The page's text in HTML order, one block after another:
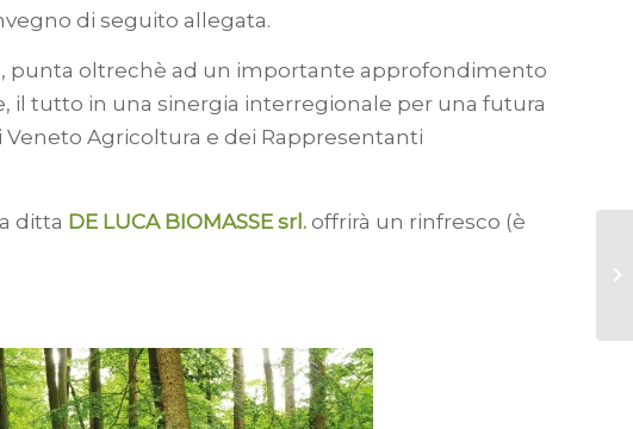
di seguito allegata.
punta oltrechè ad un importante approfondimento
il tutto in una sinergia interregionale per una futura
Agricoltura e dei Rappresentanti
ditta DE LUCA BIOMASSE srl. offrirà un rinfresco (è